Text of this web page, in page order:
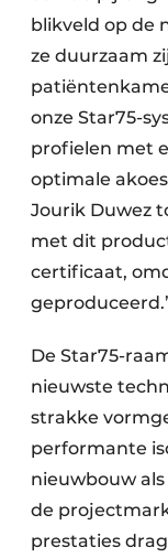
blikveld op de
ze duurzaam
onze Star75-
profielen met
optimale
Jourik Duwez
met dit
certificaat,
De Star75-
nieuwste
strakke
performante
nieuwbouw
de
prestaties